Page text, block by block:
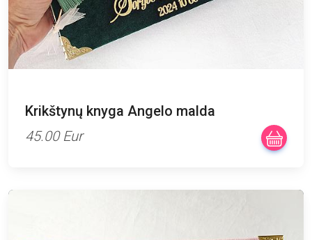
Krikštynų knyga Angelo malda
45.00 Eur